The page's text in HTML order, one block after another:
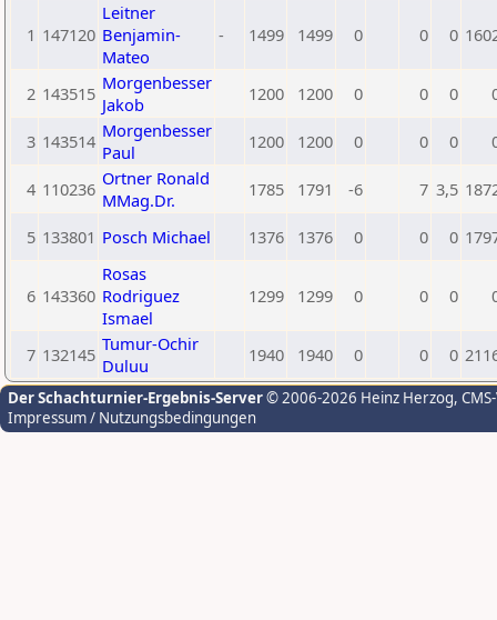
1 147120
Leitner
Benjamin-
Mateo
- 1499 1499 0 0 0
2 143515 Morgenbesser
Jakob
1200 1200 0 0 0
3 143514 Morgenbesser
Paul
1200 1200 0 0 0
4 110236 Ortner Ronald
MMag.Dr.
1785 1791 -6 7 3,5
5 133801 Posch Michael 1376 1376 0 0 0
6 143360
Rosas
Rodriguez
Ismael
1299 1299 0 0 0
7 132145 Tumur-Ochir
Duluu
1940 1940 0 0 0
Der Schachturnier-Ergebnis-Server© 2006-2026 Heinz Herzog,
Impressum / Nutzungsbedingungen